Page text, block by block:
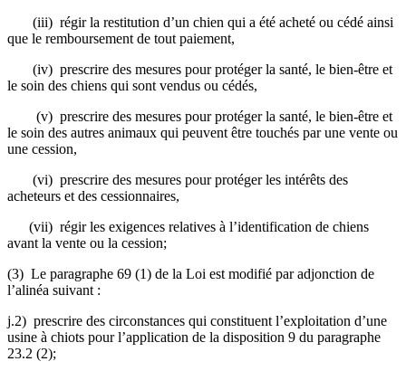
(iii) régir la restitution d’un chien qui a été acheté ou cédé ainsi
que le remboursement de tout paiement,
(iv) prescrire des mesures pour protéger la santé, le bien-être et
le soin des chiens qui sont vendus ou cédés,
(v) prescrire des mesures pour protéger la santé, le bien-être et
le soin des autres animaux qui peuvent être touchés par une vente ou
une cession,
(vi) prescrire des mesures pour protéger les intérêts des
acheteurs et des cessionnaires,
(vii) régir les exigences relatives à l’identification de chiens
avant la vente ou la cession;
(3) Le paragraphe 69 (1) de la Loi est modifié par adjonction de
l’alinéa suivant :
j.2) prescrire des circonstances qui constituent l’exploitation d’une
usine à chiots pour l’application de la disposition 9 du paragraphe
23.2 (2);